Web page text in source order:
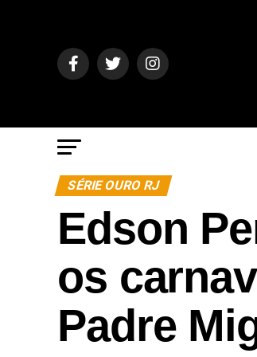
SÉRIE OURO RJ
Edson
os
Padre